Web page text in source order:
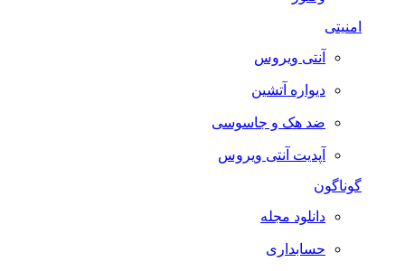
امنیتی
آنتی ویروس
دیواره آتشین
ضد هک و جاسوسی
آپدیت آنتی ویروس
گوناگون
دانلود مجله
حسابداری